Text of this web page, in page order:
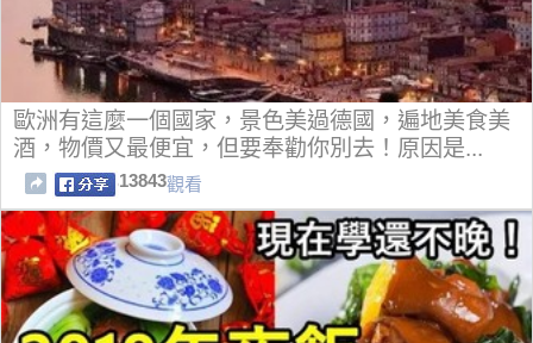
歐洲有這麼一個國家，景色美過德國，遍地美食美
酒，物價又最便宜，但要奉勸你別去！原因是...
13843觀看